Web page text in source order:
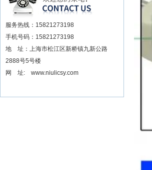
服务热线：15821273198
手机号码：15821273198
地 址：上海市松江区新桥镇九新公路
2888号5号楼
网 址: www.niulicsy.com